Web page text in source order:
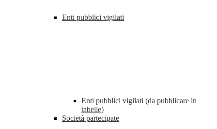
Enti pubblici vigilati
Enti pubblici vigilati (da pubblicare in
tabelle)
Società partecipate